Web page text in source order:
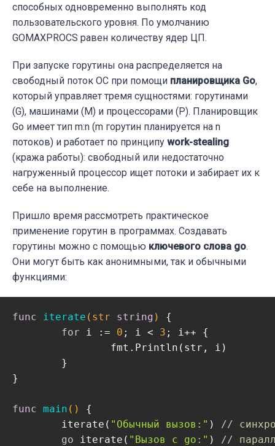
способных одновременно выполнять код
пользовательского уровня. По умолчанию
GOMAXPROCS равен количеству ядер ЦП.
При запуске горутины она распределяется на
свободный поток ОС при помощи планировщика Go,
который управляет тремя сущностями: горутинами
(G), машинами (M) и процессорами (P). Планировщик
Go имеет тип m:n (m горутин планируется на n
потоков) и работает по принципу work-stealing
(кража работы): свободный или недостаточно
нагруженный процессор ищет потоки и забирает их к
себе на выполнение.
Пришло время рассмотреть практическое
применение горутин в программах. Создавать
горутины можно с помощью ключевого слова go.
Они могут быть как анонимными, так и обычными
функциями:
func iterate (str string )
{
for i := 0 ; i < 3 ; i++ {
}
func main ()
{
	iterate(
"Обычный вызов:" ) //
go iterate( "Вызов с go:" ) //